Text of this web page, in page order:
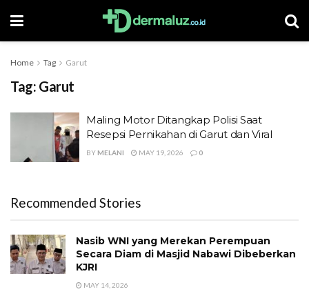
Home Tag Garut
Tag: Garut
Maling Motor Ditangkap Polisi Saat
Resepsi Pernikahan di Garut dan Viral
BY MELANI MAY 19, 2026 0
Recommended Stories
Nasib WNI yang Merekan Perempuan
Secara Diam di Masjid Nabawi Dibeberkan
KJRI
MAY 14, 2026